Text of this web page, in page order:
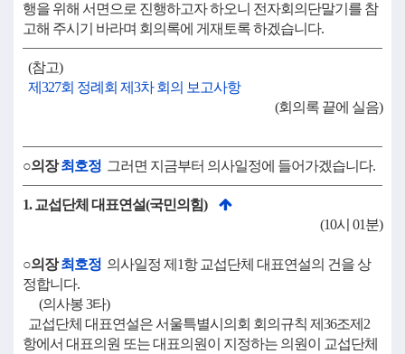
행을 위해 서면으로 진행하고자 하오니 전자회의단말기를 참
고해 주시기 바라며 회의록에 게재토록 하겠습니다.
(참고)
제327회 정례회 제3차 회의 보고사항
(회의록 끝에 실음)
○의장최호정 그러면 지금부터 의사일정에 들어가겠습니다.
1. 교섭단체 대표연설(국민의힘)
(10시 01분)
○의장최호정 의사일정 제1항 교섭단체 대표연설의 건을 상
정합니다.
(의사봉 3타)
교섭단체 대표연설은 서울특별시의회 회의규칙 제36조제2
항에서 대표의원 또는 대표의원이 지정하는 의원이 교섭단체